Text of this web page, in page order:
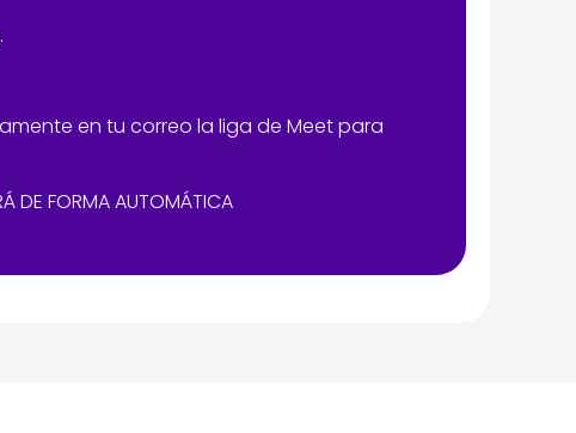
en tu correo la liga de Meet para
DE FORMA AUTOMÁTICA